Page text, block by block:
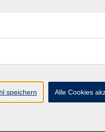
speichern Alle Cookies